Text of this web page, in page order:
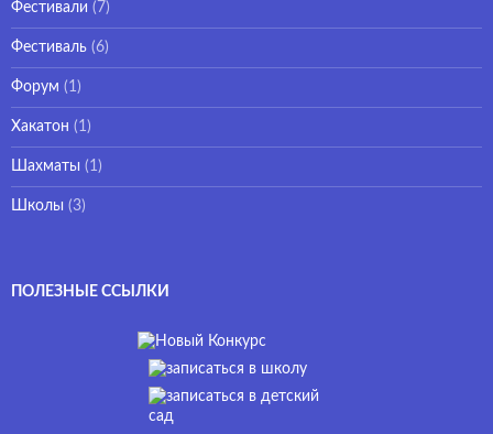
Фестивали (7)
Фестиваль (6)
Форум (1)
Хакатон (1)
Шахматы (1)
Школы (3)
ПОЛЕЗНЫЕ ССЫЛКИ